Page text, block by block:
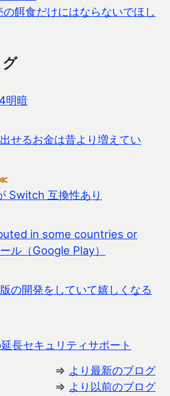
餌食だけにはならないでほし
明暗
せるお金は昔より増えてい
Switch 互換性あり
in some countries or
ル（Google Play）
の開発をしていて嬉しくなる
長セキュリティサポート
⇒ より最新のブログ
⇒ より以前のブログ